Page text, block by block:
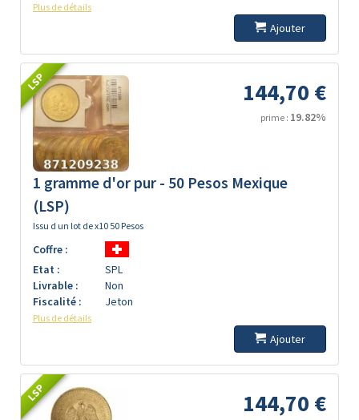
Plus de détails
Ajouter
LSP 144,70 €
prime : 19.82%
1 gramme d'or pur - 50 Pesos Mexique
(LSP)
Issu d un lot de x10 50 Pesos
Coffre :
Etat :
SPL
Livrable :
Non
Fiscalité :
Jeton
Plus de détails
Ajouter
LSP 144,70 €